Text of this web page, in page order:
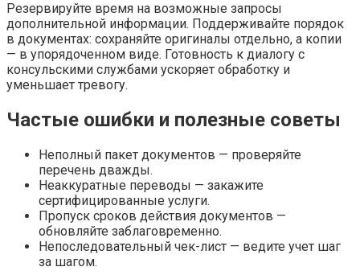
Резервируйте время на возможные запросы
дополнительной информации. Поддерживайте порядок
в документах: сохраняйте оригиналы отдельно, а копии
— в упорядоченном виде. Готовность к диалогу с
консульскими службами ускоряет обработку и
уменьшает тревогу.
Частые ошибки и полезные советы
Неполный пакет документов — проверяйте
перечень дважды.
Неаккуратные переводы — закажите
сертифицированные услуги.
Пропуск сроков действия документов —
обновляйте заблаговременно.
Непоследовательный чек-лист — ведите учет шаг
за шагом.